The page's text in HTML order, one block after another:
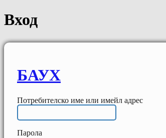
Вход
БАУХ
Потребителско име или имейл адрес
Парола